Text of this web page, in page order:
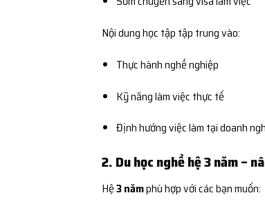
Nội dung học tập tập trung vào:
Thực hành nghề nghiệp
Kỹ năng làm việc thực tế
Định hướng việc làm tại doanh
2. Du học nghề hệ 3 năm –
Hệ3 nămphù hợp với các bạn muốn: